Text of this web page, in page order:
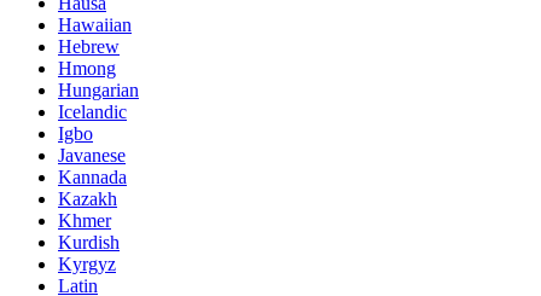
Hawaiian
Hebrew
Hmong
Hungarian
Icelandic
Igbo
Javanese
Kannada
Kazakh
Khmer
Kurdish
Kyrgyz
Latin